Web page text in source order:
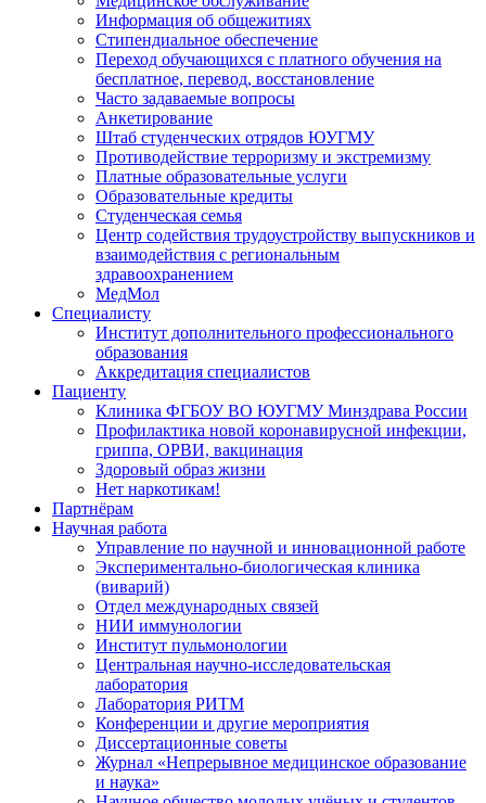
Информация об общежитиях
Стипендиальное обеспечение
Переход обучающихся с платного обучения на
бесплатное, перевод, восстановление
Часто задаваемые вопросы
Анкетирование
Штаб студенческих отрядов ЮУГМУ
Противодействие терроризму и экстремизму
Платные образовательные услуги
Образовательные кредиты
Студенческая семья
Центр содействия трудоустройству выпускников и
взаимодействия с региональным
здравоохранением
МедМол
Специалисту
Институт дополнительного профессионального
образования
Аккредитация специалистов
Пациенту
Клиника ФГБОУ ВО ЮУГМУ Минздрава России
Профилактика новой коронавирусной инфекции,
гриппа, ОРВИ, вакцинация
Здоровый образ жизни
Нет наркотикам!
Партнёрам
Научная работа
Управление по научной и инновационной работе
Экспериментально-биологическая клиника
(виварий)
Отдел международных связей
НИИ иммунологии
Институт пульмонологии
Центральная научно-исследовательская
лаборатория
Лаборатория РИТМ
Конференции и другие мероприятия
Диссертационные советы
Журнал «Непрерывное медицинское образование
и наука»